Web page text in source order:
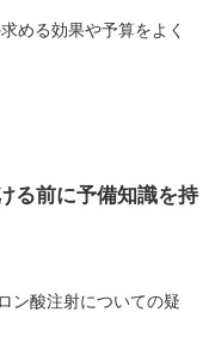
める効果や予算をよく
る前に予備知識を持
ン酸注射についての疑